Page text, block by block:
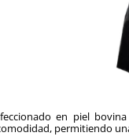
en piel
permitiendo